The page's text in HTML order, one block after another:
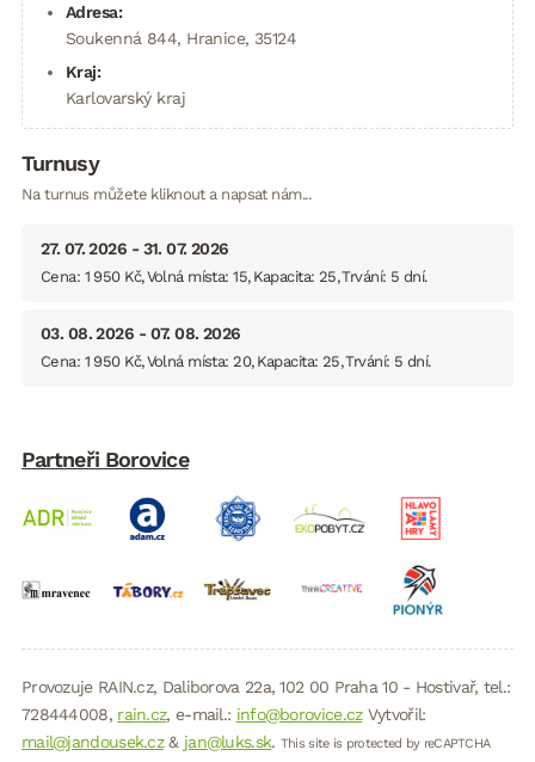
Adresa:
Soukenná 844, Hranice, 35124
Kraj:
Karlovarský kraj
Turnusy
Na turnus můžete kliknout a napsat nám...
27. 07. 2026 - 31. 07. 2026
Cena: 1 950 Kč Volná místa: 15 Kapacita: 25 Trvání: 5 dní
03. 08. 2026 - 07. 08. 2026
Cena: 1 950 Kč Volná místa: 20 Kapacita: 25 Trvání: 5 dní
Partneři Borovice
Provozuje RAIN.cz, Daliborova 22a, 102 00 Praha 10 - Hostivař, tel.:
728444008, rain.cz, e-mail.: info@borovice.czVytvořil:
mail@jandousek.cz& jan@luks.sk. This site is protected by reCAPTCHA